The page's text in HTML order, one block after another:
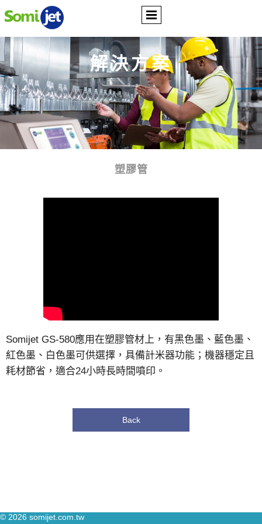
解決方案
塑膠管
Somijet GS-580應用在塑膠管材上，有黑色墨、藍色墨、
紅色墨、白色墨可供選擇，具備計米器功能；機器穩定且
耗材節省，適合24小時長時間噴印。
Back
© 2026 somijet.com.tw